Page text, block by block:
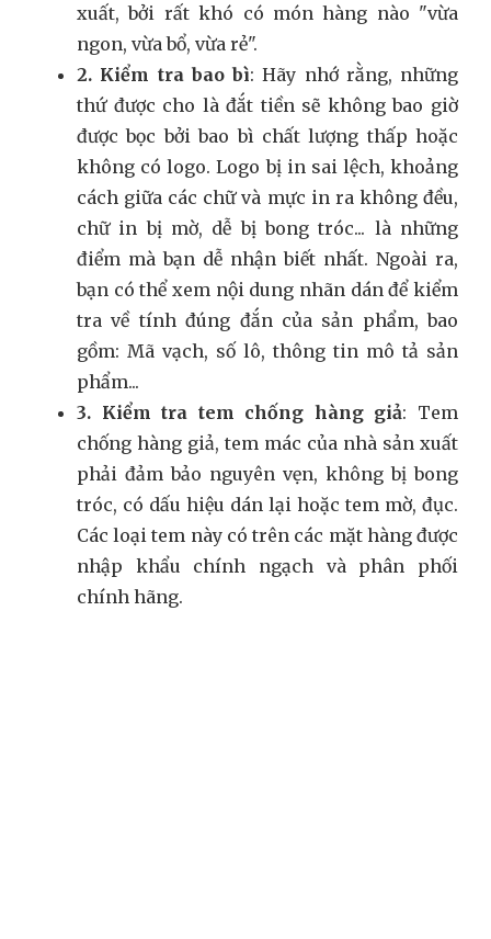
xuất, bởi rất khó có món hàng nào "vừa
ngon, vừa bổ, vừa rẻ".
2. Kiểm tra bao bì: Hãy nhớ rằng, những
thứ được cho là đắt tiền sẽ không bao giờ
được bọc bởi bao bì chất lượng thấp hoặc
không có logo. Logo bị in sai lệch, khoảng
cách giữa các chữ và mực in ra không đều,
chữ in bị mờ, dễ bị bong tróc... là những
điểm mà bạn dễ nhận biết nhất. Ngoài ra,
bạn có thể xem nội dung nhãn dán để kiểm
tra về tính đúng đắn của sản phẩm, bao
gồm: Mã vạch, số lô, thông tin mô tả sản
phẩm...
3. Kiểm tra tem chống hàng giả: Tem
chống hàng giả, tem mác của nhà sản xuất
phải đảm bảo nguyên vẹn, không bị bong
tróc, có dấu hiệu dán lại hoặc tem mờ, đục.
Các loại tem này có trên các mặt hàng được
nhập khẩu chính ngạch và phân phối
chính hãng.